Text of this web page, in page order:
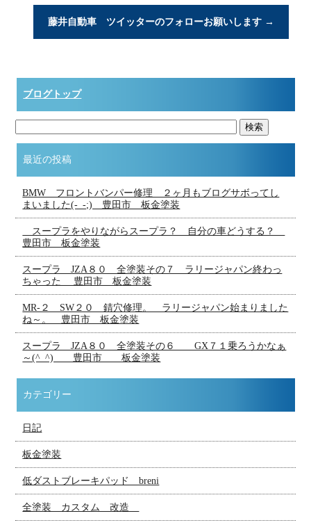
藤井自動車 ツイッターのフォローお願いします →
ブログトップ
最近の投稿
BMW フロントバンパー修理 ２ヶ月もブログサボってし
まいました(-_-;) 豊田市 板金塗装
スープラをやりながらスープラ？ 自分の車どうする？
豊田市 板金塗装
スープラ JZA８０ 全塗装その７ ラリージャパン終わっ
ちゃった 豊田市 板金塗装
MR-２ SW２０ 錆穴修理。 ラリージャパン始まりました
ね～。 豊田市 板金塗装
スープラ JZA８０ 全塗装その６ GX７１乗ろうかなぁ
～(^_^) 豊田市 板金塗装
カテゴリー
日記
板金塗装
低ダストブレーキパッド breni
全塗装 カスタム 改造